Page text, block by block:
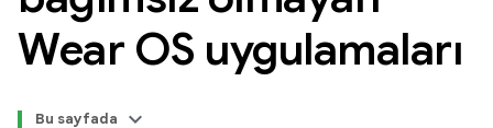
Wear OS uygulamaları
Bu sayfada